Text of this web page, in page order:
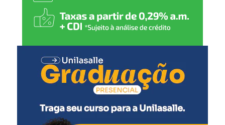
Outra ferramenta destacada é o sistema de Cell
Broadcast, que permite o envio de alertas diretamente
Ações preventivas reduzem impactos
Durante a apresentação, o governo destacou resultados
obtidos por meio de políticas de prevenção e
reassentamento de famílias em áreas vulneráveis.